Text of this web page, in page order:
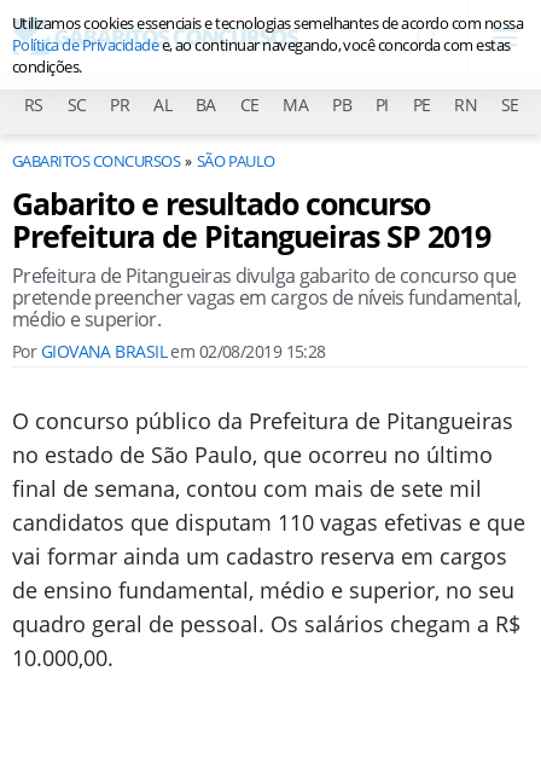
RS SC PR AL BA CE MA PB PI PE RN SE
GABARITOS CONCURSOS SÃO PAULO
Gabarito e resultado concurso
Prefeitura de Pitangueiras SP 2019
Prefeitura de Pitangueiras divulga gabarito de concurso que
pretende preencher vagas em cargos de níveis fundamental,
médio e superior.
PorGIOVANA BRASILem 02/08/2019 15:28
O concurso público da Prefeitura de Pitangueiras
no estado de São Paulo, que ocorreu no último
final de semana, contou com mais de sete mil
candidatos que disputam 110 vagas efetivas e que
vai formar ainda um cadastro reserva em cargos
de ensino fundamental, médio e superior, no seu
quadro geral de pessoal. Os salários chegam a R$
10.000,00.
Utilizamos cookies essenciais e tecnologias semelhantes de acordo com nossa
Política de Privacidadee, ao continuar navegando, você concorda com estas
condições.